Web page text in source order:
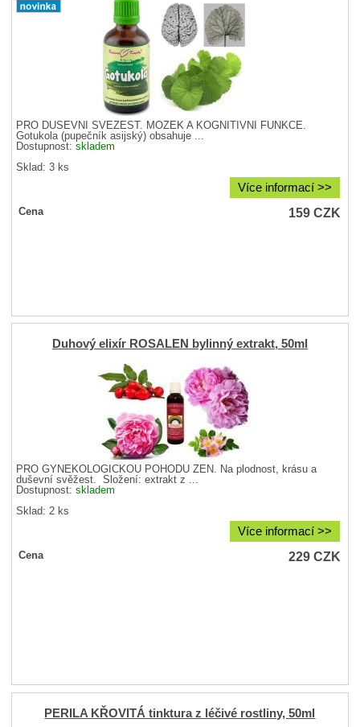
PRO DUŠEVNÍ SVĚŽEST. MOZEK A KOGNITIVNÍ FUNKCE.
Gotukola (pupečník asijský) obsahuje ...
Dostupnost:skladem
Sklad: 3 ks
Více informací >>
Cena 159CZK
Duhový elixír ROSALEN bylinný extrakt, 50ml
PRO GYNEKOLOGICKOU POHODU ŽEN. Na plodnost, krásu a
duševní svěžest. Složení: extrakt z ...
Dostupnost:skladem
Sklad: 2 ks
Více informací >>
Cena 229CZK
PERILA KŘOVITÁ tinktura z léčivé rostliny, 50ml